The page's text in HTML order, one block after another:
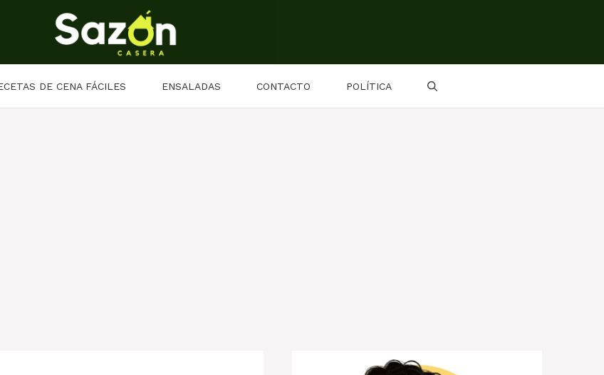
DE CENA FÁCILES ENSALADAS CONTACTO POLÍTICA